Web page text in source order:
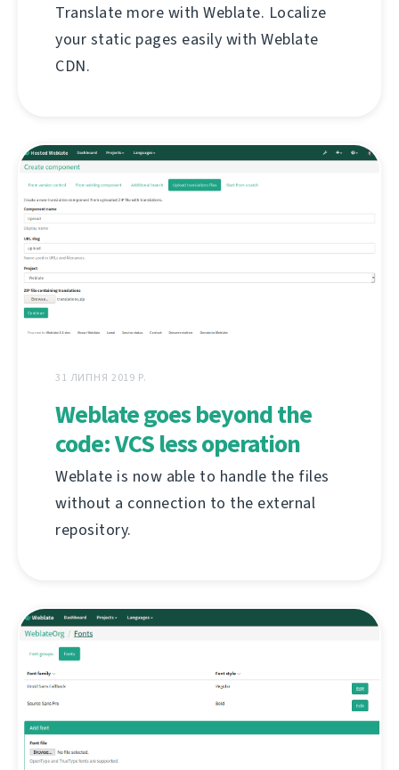
Translate more with Weblate. Localize
your static pages easily with Weblate
CDN.
31 ЛИПНЯ 2019 Р.
Weblate goes beyond the
code: VCS less operation
Weblate is now able to handle the files
without a connection to the external
repository.